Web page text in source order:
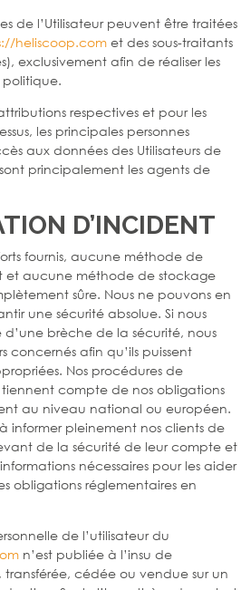
de l’Utilisateur peuvent être traitées
heliscoop.com et des sous-traitants
exclusivement afin de réaliser les
politique.
respectives et pour les
les principales personnes
aux données des Utilisateurs de
sont principalement les agents de
D’INCIDENT
fournis, aucune méthode de
et aucune méthode de stockage
sûre. Nous ne pouvons en
une sécurité absolue. Si nous
d’une brèche de la sécurité, nous
concernés afin qu’ils puissent
Nos procédures de
compte de nos obligations
au niveau national ou européen.
informer pleinement nos clients de
de la sécurité de leur compte et
nécessaires pour les aider
obligations réglementaires en
de l’utilisateur du
n’est publiée à l’insu de
transférée, cédée ou vendue sur un